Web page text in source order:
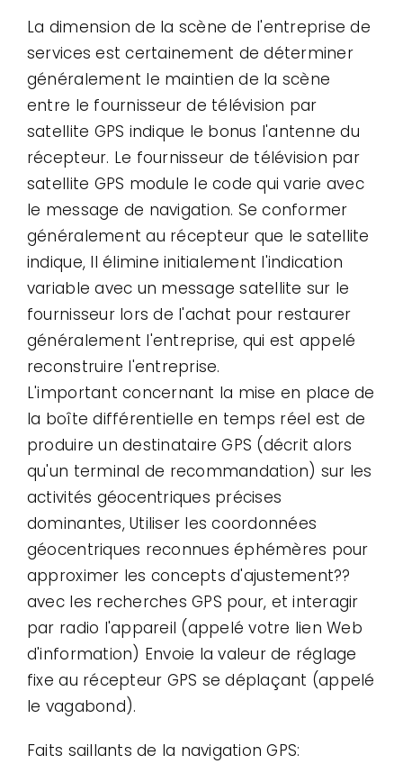
La dimension de la scène de l'entreprise de
services est certainement de déterminer
généralement le maintien de la scène
entre le fournisseur de télévision par
satellite GPS indique le bonus l'antenne du
récepteur. Le fournisseur de télévision par
satellite GPS module le code qui varie avec
le message de navigation. Se conformer
généralement au récepteur que le satellite
indique, Il élimine initialement l'indication
variable avec un message satellite sur le
fournisseur lors de l'achat pour restaurer
généralement l'entreprise, qui est appelé
reconstruire l'entreprise.
L'important concernant la mise en place de
la boîte différentielle en temps réel est de
produire un destinataire GPS (décrit alors
qu'un terminal de recommandation) sur les
activités géocentriques précises
dominantes, Utiliser les coordonnées
géocentriques reconnues éphémères pour
approximer les concepts d'ajustement??
avec les recherches GPS pour, et interagir
par radio l'appareil (appelé votre lien Web
d'information) Envoie la valeur de réglage
fixe au récepteur GPS se déplaçant (appelé
le vagabond).
Faits saillants de la navigation GPS: